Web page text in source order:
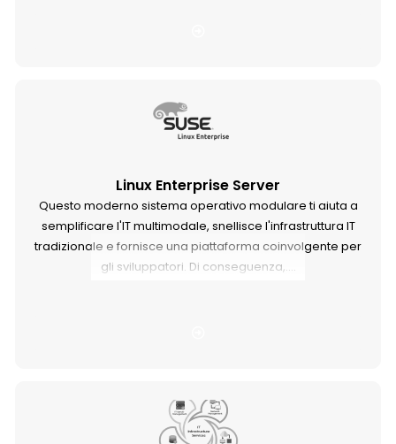
Linux Enterprise Server
Questo moderno sistema operativo modulare ti aiuta a
semplificare l'IT multimodale, snellisce l'infrastruttura IT
tradizionale e fornisce una piattaforma coinvolgente per
gli sviluppatori. Di conseguenza,....